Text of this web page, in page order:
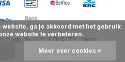
made by Webdinge.nl Sitemap
ga je akkoord met het gebruik
website te verbeteren.
Meer over cookies »
LOYALTY